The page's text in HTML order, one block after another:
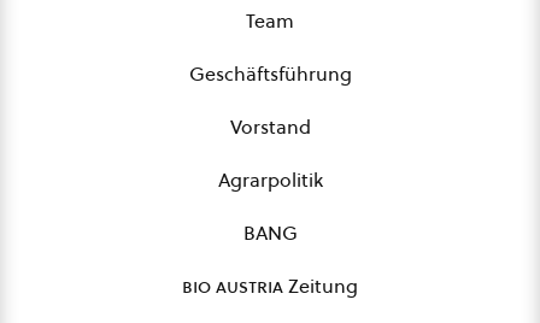
Team
Geschäftsführung
Vorstand
Agrarpolitik
BANG
bio austriaZeitung